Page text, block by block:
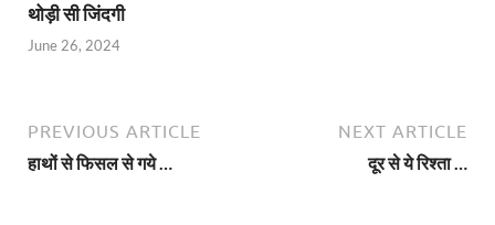
थोड़ी सी जिंदगी
June 26, 2024
PREVIOUS ARTICLE
हाथों से फिसल से गये …
NEXT ARTICLE
दूर से ये रिश्ता …